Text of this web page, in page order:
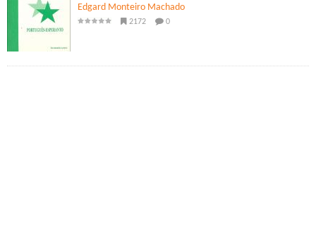
Edgard Monteiro Machado
2172 0